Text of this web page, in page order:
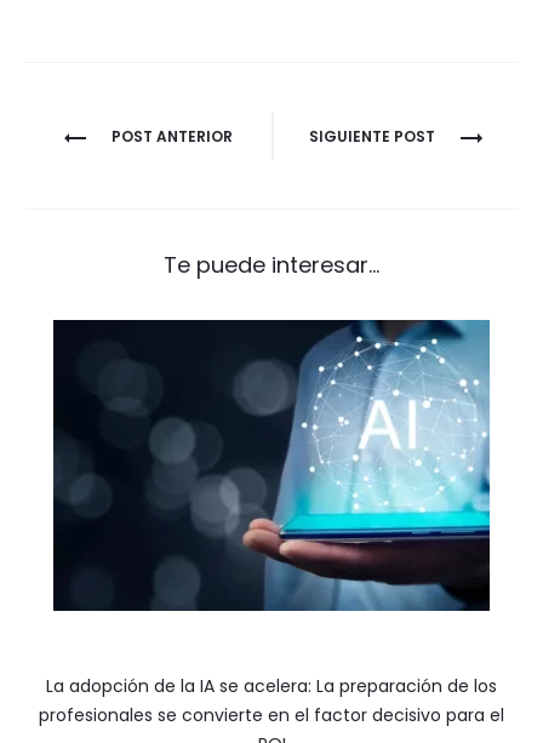
Navegación
POST ANTERIOR SIGUIENTE POST
Te puede interesar...
La adopción de la IA se acelera: La preparación de los
profesionales se convierte en el factor decisivo para el